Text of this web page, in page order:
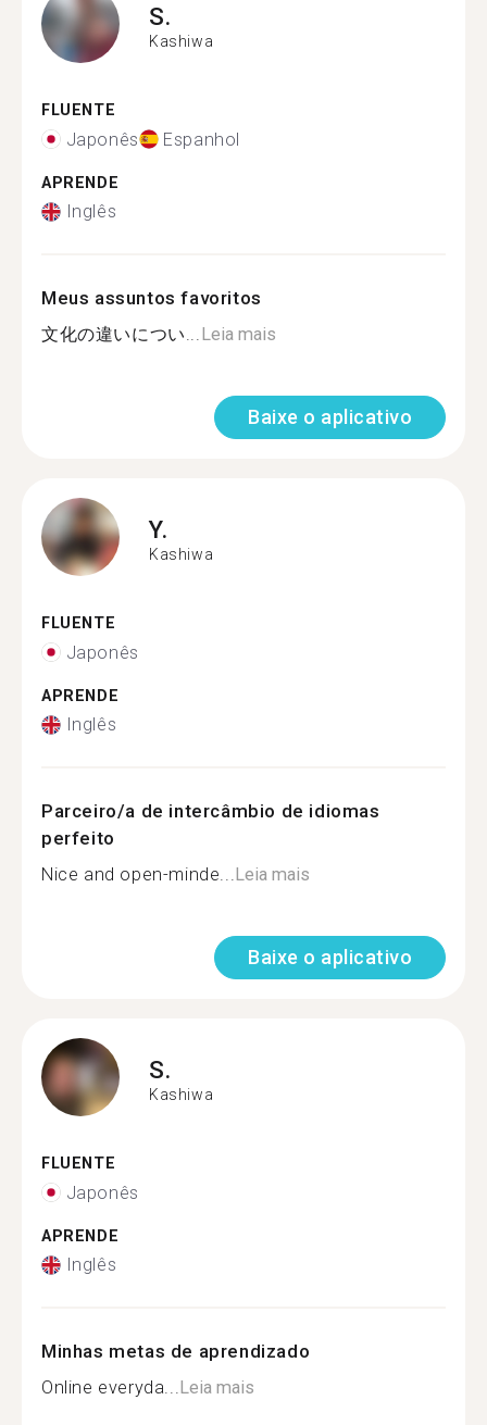
S.
Kashiwa
FLUENTE
Japonês Espanhol
APRENDE
Inglês
Meus assuntos favoritos
文化の違いについ...Leia mais
Baixe o aplicativo
Y.
Kashiwa
FLUENTE
Japonês
APRENDE
Inglês
Parceiro/a de intercâmbio de idiomas
perfeito
Nice and open-minde...Leia mais
Baixe o aplicativo
S.
Kashiwa
FLUENTE
Japonês
APRENDE
Inglês
Minhas metas de aprendizado
Online everyda...Leia mais